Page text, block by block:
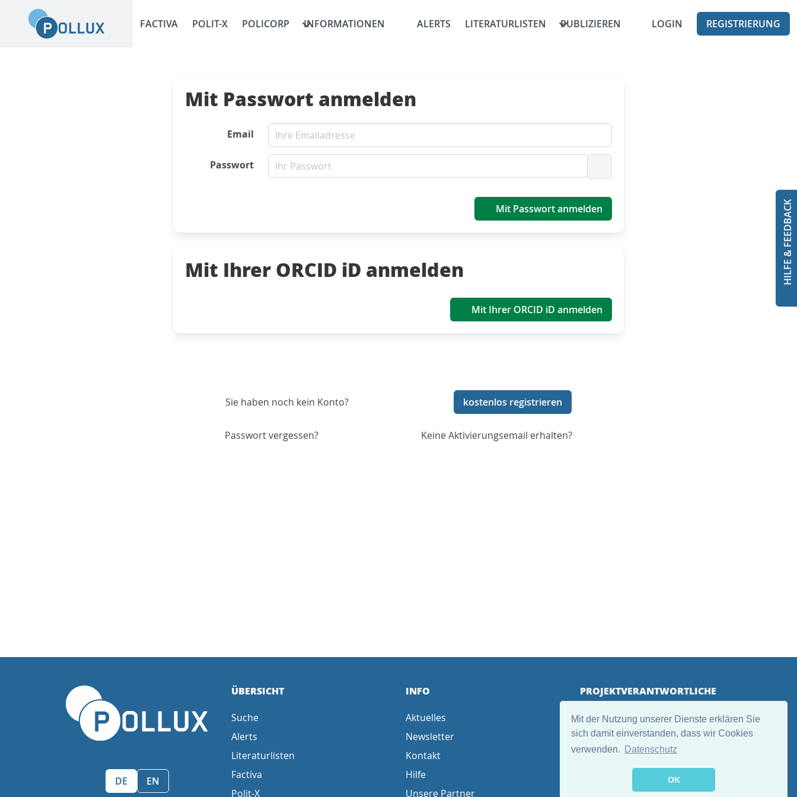
Mit der Nutzung unserer Dienste erklären Sie
sich damit einverstanden, dass wir Cookies
verwenden.
Datenschutz
OK
FACTIVA POLIT-X POLICORP INFORMATIONEN ALERTS LITERATURLISTEN PUBLIZIEREN LOGIN REGISTRIERUNG
HILFE & FEEDBACK
Mit Passwort anmelden
Email
Passwort
Passwort anzeigen
Mit Passwort anmelden
Mit Ihrer ORCID iD anmelden
Mit Ihrer ORCID iD anmelden
Sie haben noch kein Konto? kostenlos registrieren
Passwort vergessen? Keine Aktivierungsemail erhalten?
Sprache wählen/Select language
DE EN
ÜBERSICHT
Suche
Alerts
Literaturlisten
Factiva
Polit-X
INFO
Aktuelles
Newsletter
Kontakt
Hilfe
Unsere Partner
PROJEKTVERANTWORTLICHE